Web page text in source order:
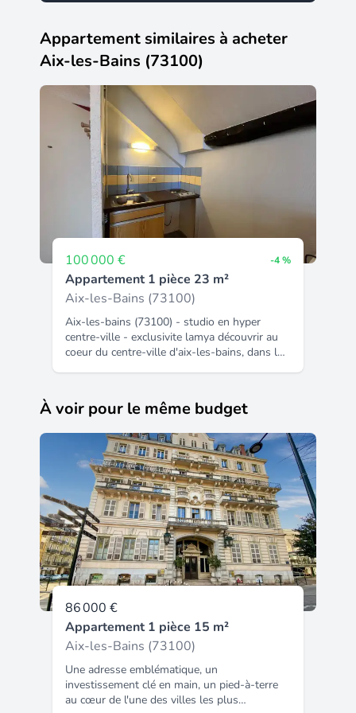
Appartement similaires à acheter
Aix-les-Bains (73100)
100 000 € -4 %
Appartement 1 pièce 23 m²
Aix-les-Bains (73100)
Aix-les-bains (73100) - studio en hyper
centre-ville - exclusivite lamya découvrir au
coeur du centre-ville d'aix-les-bains, dans la
dans la cuisine et la pièce de vie est à
prévoir. Aucune anomalie sur le diagnostic
copropriété comprenant 13 lots principaux.
Montant moyen annuel de la quote-part du
budget prévisionnel à la charge du vendeur
pour les dépenses courantes : 447,15.
À voir pour le même budget
86 000 €
Appartement 1 pièce 15 m²
Aix-les-Bains (73100)
Une adresse emblématique, un
investissement clé en main, un pied-à-terre
au cœur de l'une des villes les plus